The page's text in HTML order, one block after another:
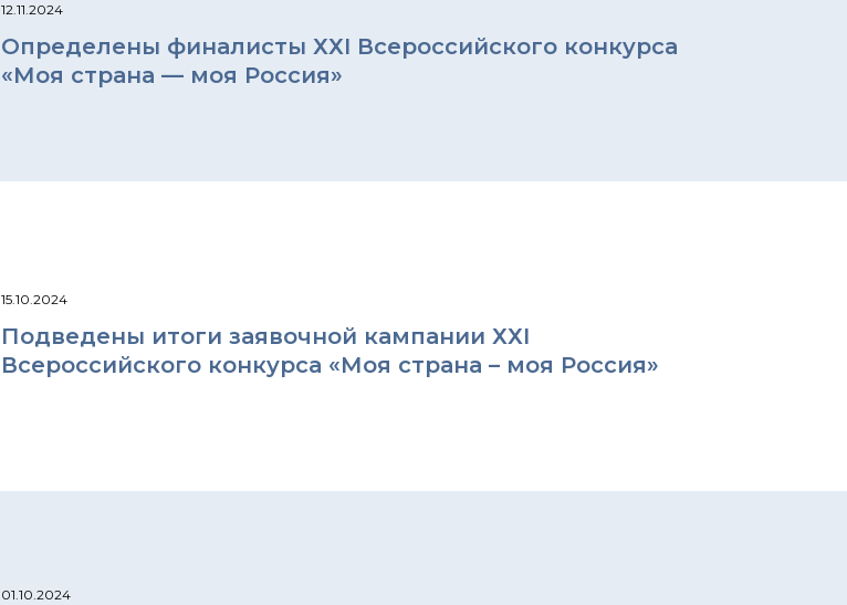
12.11.2024
Определены финалисты ХХI Всероссийского конкурса
«Моя страна — моя Россия»
15.10.2024
Подведены итоги заявочной кампании ХХI
Всероссийского конкурса «Моя страна – моя Россия»
01.10.2024